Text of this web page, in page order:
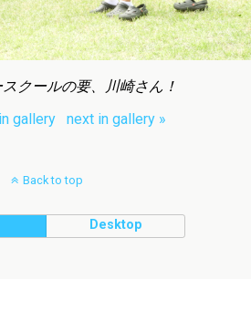
クールの要、川崎さん！
gallery
next in gallery »
Back to top
Desktop